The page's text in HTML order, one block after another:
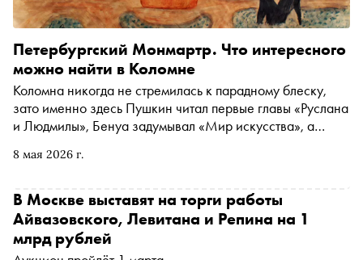
8 мая 2026 г.
Петербургский Монмартр. Что интересного
можно найти в Коломне
Коломна никогда не стремилась к парадному блеску,
зато именно здесь Пушкин читал первые главы «Руслана
и Людмилы», Бенуа задумывал «Мир искусства», а
зарождался ленинградский нонконформизм. «Сноб»,
консультантом Семёном Некрасовым, изучил историю
самого странного уголка Петербурга, который когда-то
был «медвежьим углом» и превратился в главный
культурный инкубатор города
В Москве выставят на торги работы
Айвазовского, Левитана и Репина на 1
млрд рублей